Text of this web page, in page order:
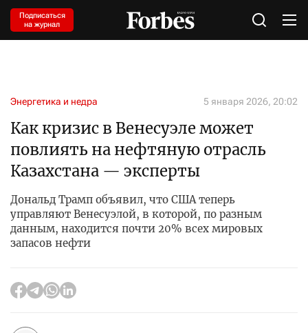
Подписаться
на журнал
Энергетика и недра 5 января 2026, 20:02
Как кризис в Венесуэле может
повлиять на нефтяную отрасль
Казахстана — эксперты
Дональд Трамп объявил, что США теперь
управляют Венесуэлой, в которой, по разным
данным, находится почти 20% всех мировых
запасов нефти